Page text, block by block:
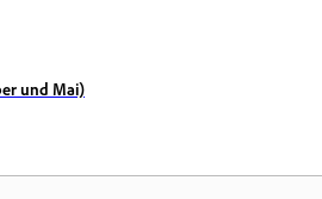
und Mai)